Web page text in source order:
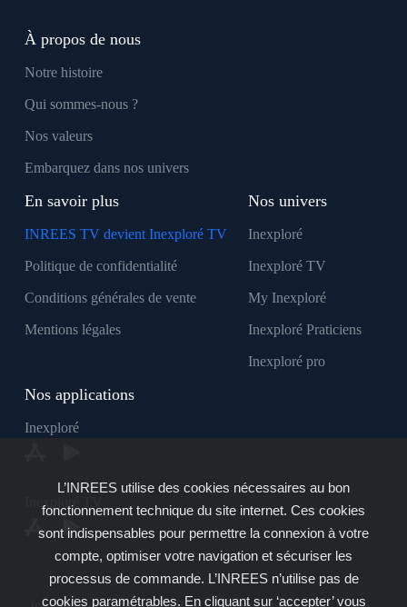
À propos de nous
Notre histoire
Qui sommes-nous ?
Nos valeurs
Embarquez dans nos univers
En savoir plus
INREES TV devient Inexploré TV
Politique de confidentialité
Conditions générales de vente
Mentions légales
Nos univers
Inexploré
Inexploré TV
My Inexploré
Inexploré Praticiens
Inexploré pro
Nos applications
Inexploré
Inexploré TV
L’INREES utilise des cookies nécessaires au bon
fonctionnement technique du site internet. Ces cookies
sont indispensables pour permettre la connexion à votre
compte, optimiser votre navigation et sécuriser les
processus de commande. L’INREES n’utilise pas de
cookies paramétrables. En cliquant sur ‘accepter’ vous